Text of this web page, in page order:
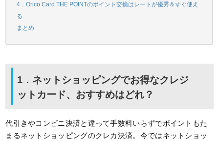
4．Orico Card THE POINTのポイント交換はレートが優秀＆すぐ使え
る
まとめ
1．ネットショッピングでお得なクレジ
ットカード、おすすめはどれ？
代引きやコンビニ決済と違って手数料いらずでポイントもた
まるネットショッピングのクレカ決済。今ではネットショッ